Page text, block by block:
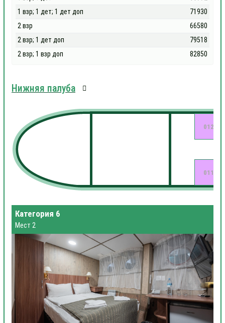
1 взр; 1 дет; 1 дет доп
71930
2 взр
66580
2 взр; 1 дет доп
79518
2 взр; 1 взр доп
82850
Нижняя палуба
011
012
Категория 6
Мест 2